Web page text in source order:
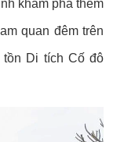
khám phá thêm
quan đêm trên
tồn Di tích Cố đô